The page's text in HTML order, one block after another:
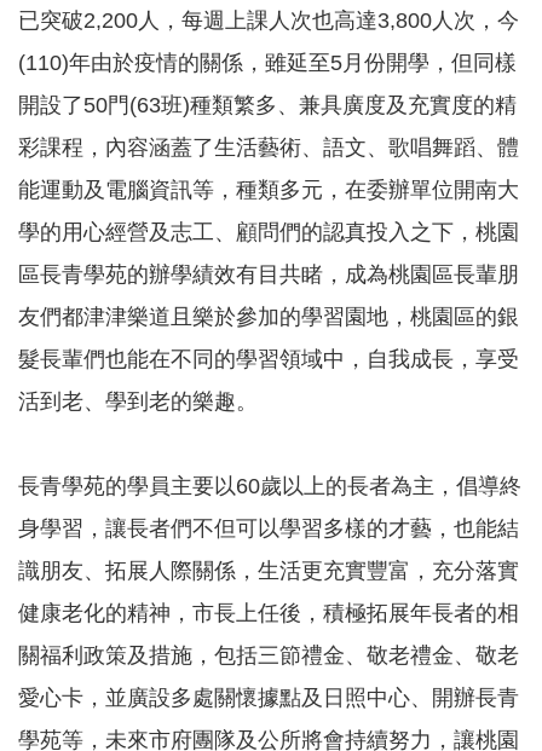
民
資
訊
關
通
訊
錄
相
資
料
回
網
站
覽
市
政
箱
常
已突破2,200人，每週上課人次也高達3,800人次，今
(110)年由於疫情的關係，雖延至5月份開學，但同樣
開設了50門(63班)種類繁多、兼具廣度及充實度的精
彩課程，內容涵蓋了生活藝術、語文、歌唱舞蹈、體
能運動及電腦資訊等，種類多元，在委辦單位開南大
學的用心經營及志工、顧問們的認真投入之下，桃園
區長青學苑的辦學績效有目共睹，成為桃園區長輩朋
友們都津津樂道且樂於參加的學習園地，桃園區的銀
髮長輩們也能在不同的學習領域中，自我成長，享受
活到老、學到老的樂趣。
長青學苑的學員主要以60歲以上的長者為主，倡導終
身學習，讓長者們不但可以學習多樣的才藝，也能結
識朋友、拓展人際關係，生活更充實豐富，充分落實
健康老化的精神，市長上任後，積極拓展年長者的相
關福利政策及措施，包括三節禮金、敬老禮金、敬老
愛心卡，並廣設多處關懷據點及日照中心、開辦長青
學苑等，未來市府團隊及公所將會持續努力，讓桃園